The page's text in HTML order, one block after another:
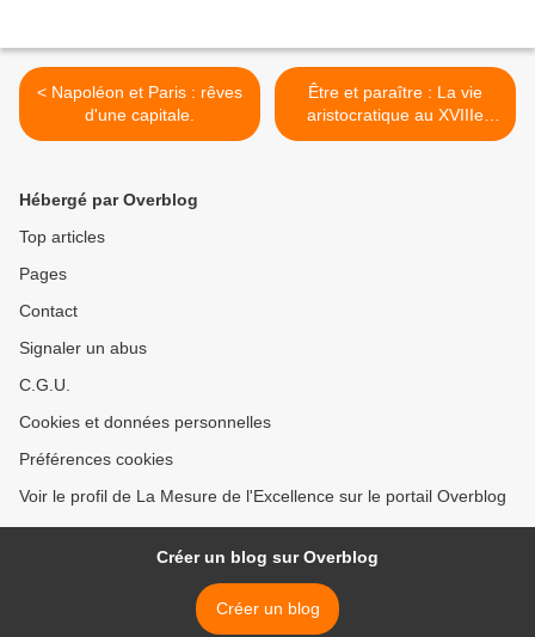
< Napoléon et Paris : rêves
d'une capitale.
Être et paraître : La vie
aristocratique au XVIIIe
siècle. >
Hébergé par Overblog
Top articles
Pages
Contact
Signaler un abus
C.G.U.
Cookies et données personnelles
Préférences cookies
Voir le profil de La Mesure de l'Excellence sur le portail Overblog
Créer un blog sur Overblog
Créer un blog